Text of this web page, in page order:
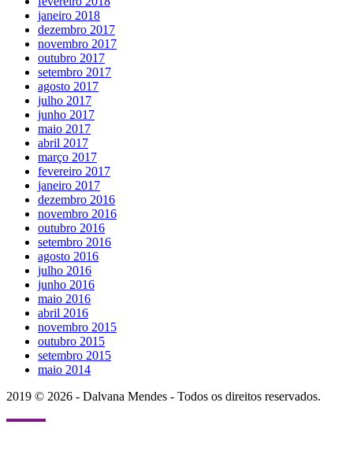
janeiro 2018
dezembro 2017
novembro 2017
outubro 2017
setembro 2017
agosto 2017
julho 2017
junho 2017
maio 2017
abril 2017
março 2017
fevereiro 2017
janeiro 2017
dezembro 2016
novembro 2016
outubro 2016
setembro 2016
agosto 2016
julho 2016
junho 2016
maio 2016
abril 2016
novembro 2015
outubro 2015
setembro 2015
maio 2014
2019 © 2026 - Dalvana Mendes - Todos os direitos reservados.